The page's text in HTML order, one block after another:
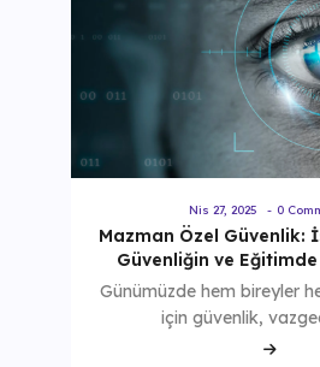
Nis 27, 2025 - 0
Mazman Özel Güvenlik:
Güvenliğin ve
Günümüzde hem bireyler
için güvenlik,